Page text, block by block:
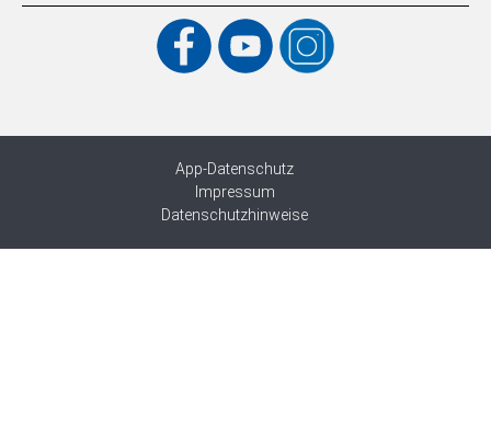
App-Datenschutz
Impressum
Datenschutzhinweise